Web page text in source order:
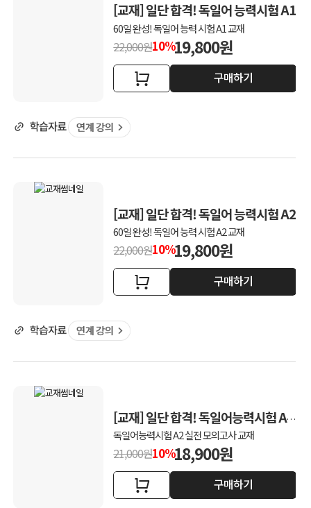
[교재] 일단 합격! 독일어 능력시험 A1
60일 완성! 독일어 능력 시험 A1 교재
22,000원10%19,800원
구매하기
[교재] 일단 합격! 독일어 능력시험 A2
60일 완성! 독일어 능력 시험 A2 교재
22,000원10%19,800원
구매하기
[교재] 일단 합격! 독일어능력시험 A2
실전모의고사
독일어능력시험 A2 실전 모의고사 교재
21,000원10%18,900원
구매하기